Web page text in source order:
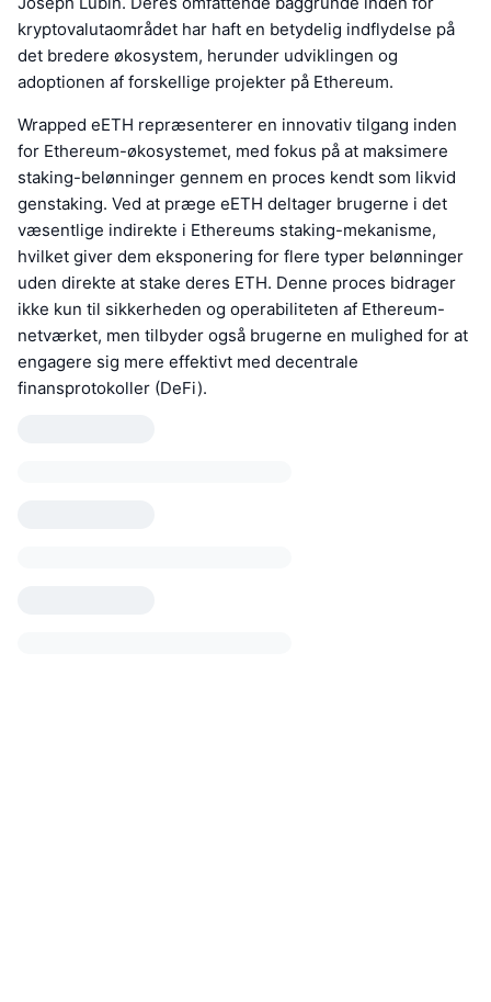
kryptovalutaområdet har haft en betydelig indflydelse på
det bredere økosystem, herunder udviklingen og
adoptionen af forskellige projekter på Ethereum.
Wrapped eETH repræsenterer en innovativ tilgang inden
for Ethereum-økosystemet, med fokus på at maksimere
staking-belønninger gennem en proces kendt som likvid
genstaking. Ved at præge eETH deltager brugerne i det
væsentlige indirekte i Ethereums staking-mekanisme,
hvilket giver dem eksponering for flere typer belønninger
uden direkte at stake deres ETH. Denne proces bidrager
ikke kun til sikkerheden og operabiliteten af Ethereum-
netværket, men tilbyder også brugerne en mulighed for at
engagere sig mere effektivt med decentrale
finansprotokoller (DeFi).